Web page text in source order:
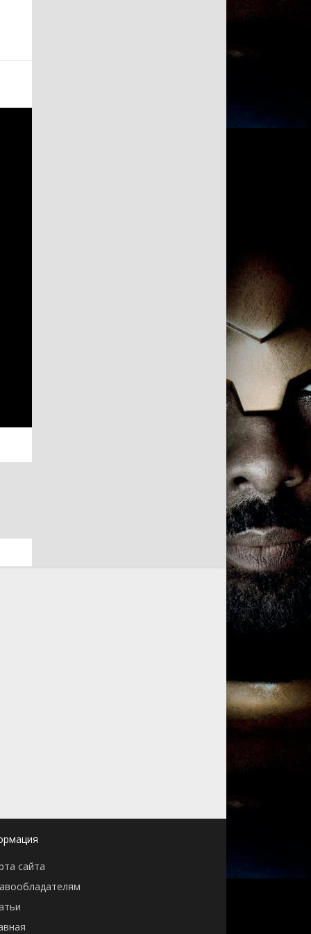
сайта